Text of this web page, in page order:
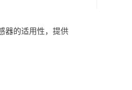
器的适用性，提供
CCS120+PH/ORP电极